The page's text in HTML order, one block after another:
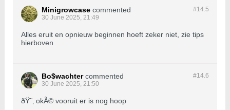
#14.5
Minigrowcase commented
30 June 2025, 21:49
Alles eruit en opnieuw beginnen hoeft zeker niet, zie tips
hierboven
#14.6
Bo$wachter commented
30 June 2025, 21:50
ðŸ˜‚ okÃ© vooruit er is nog hoop